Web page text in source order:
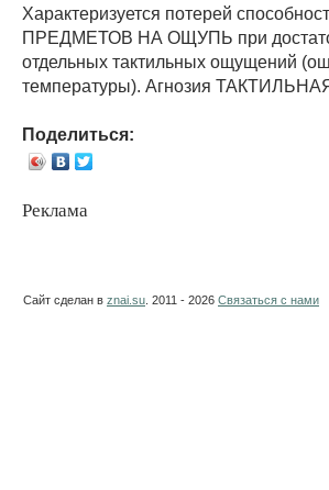
Характеризуется потерей
ПРЕДМЕТОВ НА ОЩУПЬ при
отдельных тактильных ощущений
температуры). Агнозия ТАКТИЛЬНАЯ
Поделиться:
Реклама
Сайт сделан в znai.su . 2011 - 2026 Связаться с нами